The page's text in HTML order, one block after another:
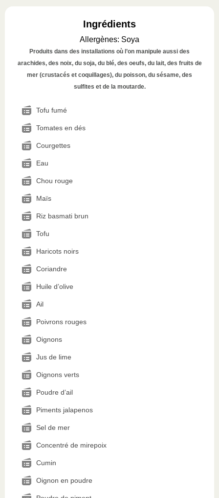
Ingrédients
Allergènes: Soya
Produits dans des installations où l’on manipule aussi des
arachides, des noix, du soja, du blé, des oeufs, du lait, des fruits de
mer (crustacés et coquillages), du poisson, du sésame, des
sulfites et de la moutarde.
Tofu fumé
Tomates en dés
Courgettes
Eau
Chou rouge
Maïs
Riz basmati brun
Tofu
Haricots noirs
Coriandre
Huile d’olive
Ail
Poivrons rouges
Oignons
Jus de lime
Oignons verts
Poudre d’ail
Piments jalapenos
Sel de mer
Concentré de mirepoix
Cumin
Oignon en poudre